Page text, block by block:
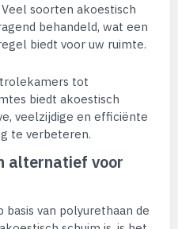
Veel soorten akoestisch
behandeld, wat een
biedt voor uw ruimte.
tot
biedt akoestisch
veelzijdige en efficiënte
te verbeteren.
alternatief voor
van polyurethaan de